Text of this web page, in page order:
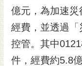
億元，為加速災
經費，並透過
控管。其中
件，經費約5.8